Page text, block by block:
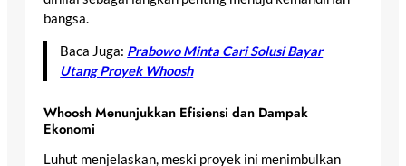
bangsa.
Baca Juga: Prabowo Minta Cari Solusi Bayar
Utang Proyek Whoosh
Whoosh Menunjukkan Efisiensi dan Dampak
Ekonomi
Luhut menjelaskan, meski proyek ini menimbulkan